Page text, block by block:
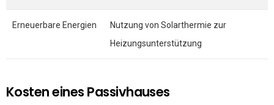
Erneuerbare Energien
Nutzung von Solarthermie zur
Heizungsunterstützung
Kosten eines Passivhauses